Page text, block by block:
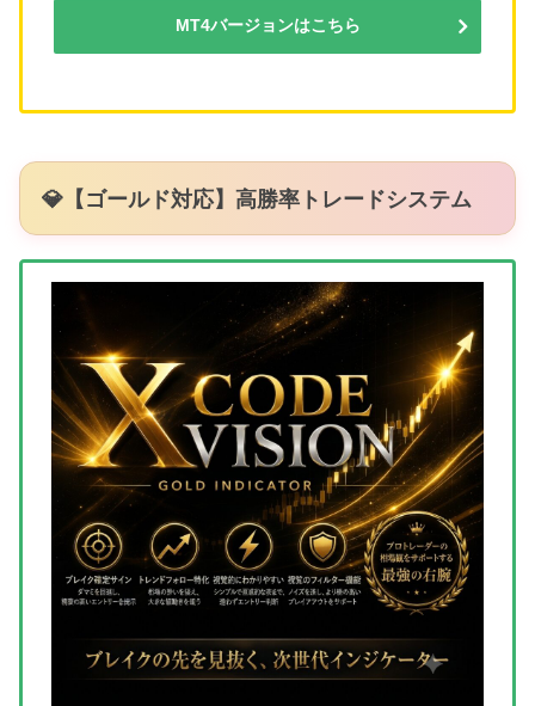
MT4バージョンはこちら
💎【ゴールド対応】高勝率トレードシステム